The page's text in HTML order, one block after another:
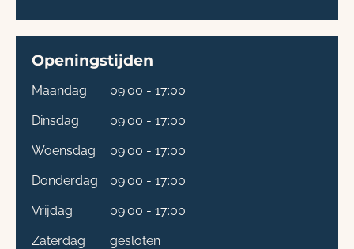
Openingstijden
Maandag
09:00 - 17:00
Dinsdag
09:00 - 17:00
Woensdag
09:00 - 17:00
Donderdag
09:00 - 17:00
Vrijdag
09:00 - 17:00
Zaterdag
gesloten